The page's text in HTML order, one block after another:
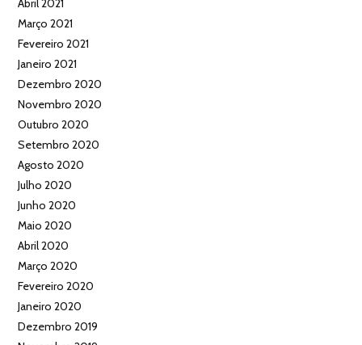
Abril 2021
Março 2021
Fevereiro 2021
Janeiro 2021
Dezembro 2020
Novembro 2020
Outubro 2020
Setembro 2020
Agosto 2020
Julho 2020
Junho 2020
Maio 2020
Abril 2020
Março 2020
Fevereiro 2020
Janeiro 2020
Dezembro 2019